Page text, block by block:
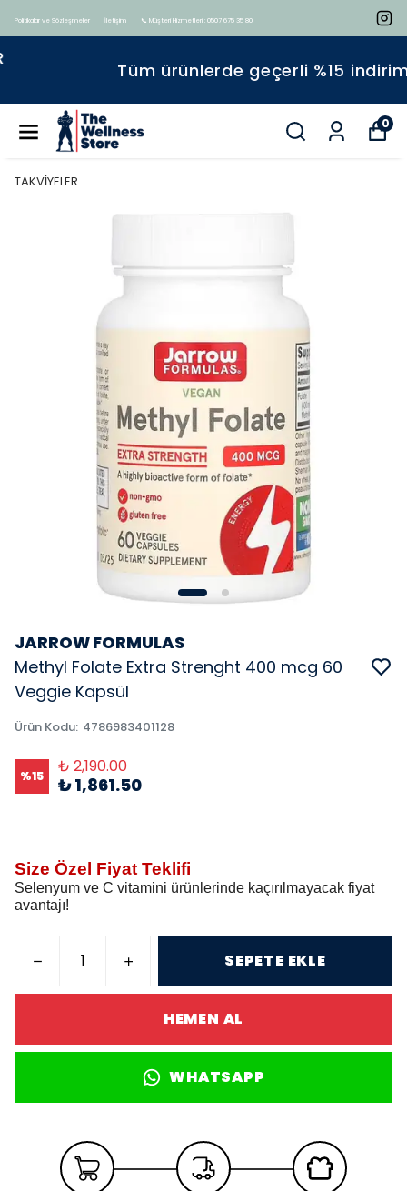
Politikalar ve Sözleşmeler İletişim 📞 Müşteri Hizmetleri : 0507 675 35 80
Tüm ürünlerde geçerli %15 indirim
0
TAKVİYELER
JARROW FORMULAS
Methyl Folate Extra Strenght 400 mcg 60
Veggie Kapsül
Ürün Kodu: 4786983401128
%15 ₺ 2,190.00
₺ 1,861.50
Size Özel Fiyat Teklifi
Selenyum ve C vitamini ürünlerinde kaçırılmayacak fiyat
avantajı!
SEPETE EKLE
HEMEN AL
WHATSAPP